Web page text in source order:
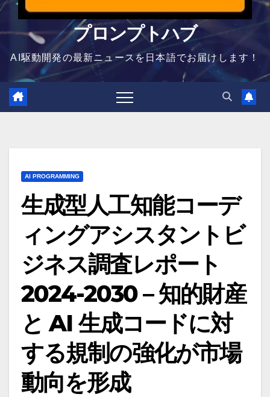
プロンプトハブ
AI駆動開発の最新ニュースを日本語でお届けします！
AI PROGRAMMING
生成型人工知能コーデ
ィングアシスタントビ
ジネス調査レポート
2024-2030 – 知的財産
と AI 生成コードに対
する規制の強化が市場
動向を形成